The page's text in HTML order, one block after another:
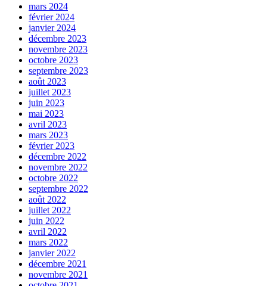
mars 2024
février 2024
janvier 2024
décembre 2023
novembre 2023
octobre 2023
septembre 2023
août 2023
juillet 2023
juin 2023
mai 2023
avril 2023
mars 2023
février 2023
décembre 2022
novembre 2022
octobre 2022
septembre 2022
août 2022
juillet 2022
juin 2022
avril 2022
mars 2022
janvier 2022
décembre 2021
novembre 2021